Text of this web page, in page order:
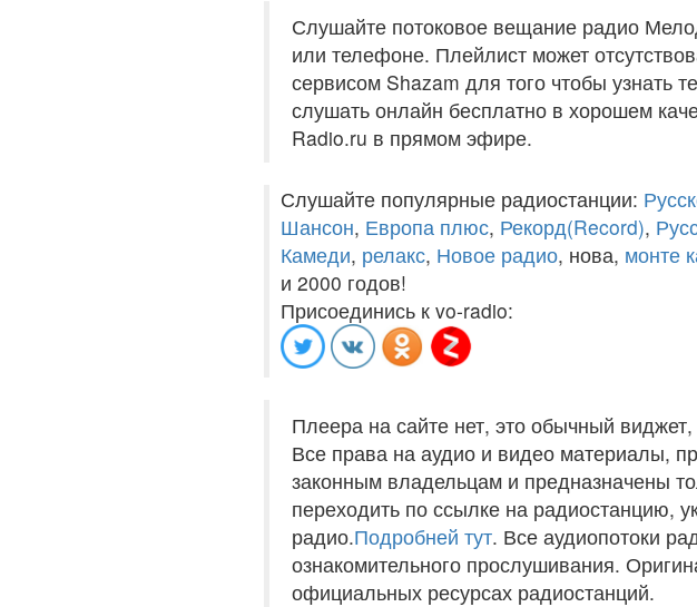
Слушайте потоковое вещание радио
или телефоне. Плейлист может
сервисом Shazam для того чтобы
слушать онлайн бесплатно в хорошем
Radio.ru в прямом эфире.
Слушайте популярные радиостанции:
Шансон, Европа плюс, Рекорд(Record),
Камеди, релакс, Новое радио, нова, монте
и 2000 годов!
Присоединись к vo-radio:
Плеера на сайте нет, это обычный
Все права на аудио и видео материалы,
законным владельцам и предназначены
переходить по ссылке на радиостанцию,
радио.Подробней тут. Все аудиопотоки
ознакомительного прослушивания.
официальных ресурсах радиостанций.